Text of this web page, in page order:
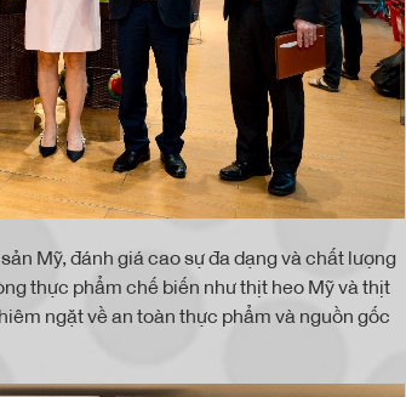
Mỹ, đánh giá cao sự đa dạng và chất lượng
thực phẩm chế biến như thịt heo Mỹ và thịt
ngặt về an toàn thực phẩm và nguồn gốc